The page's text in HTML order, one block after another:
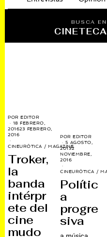
BUSCA
POREDITOR
18 FEBRERO,
201623 FEBRERO,
2016
CINEURÓTICA / MAGAZINE
Troker,
la
banda
intérpr
ete del
cine
mudo
POREDITOR
5 AGOSTO,
20132
NOVIEMBRE,
2016
CINEURÓTICA /
Polític
a
progre
siva